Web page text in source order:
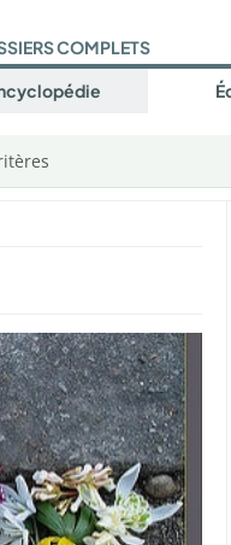
COMPLETS